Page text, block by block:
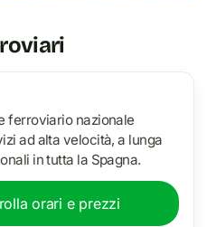
ferroviario nazionale
ad alta velocità, a lunga
in tutta la Spagna.
orari e prezzi